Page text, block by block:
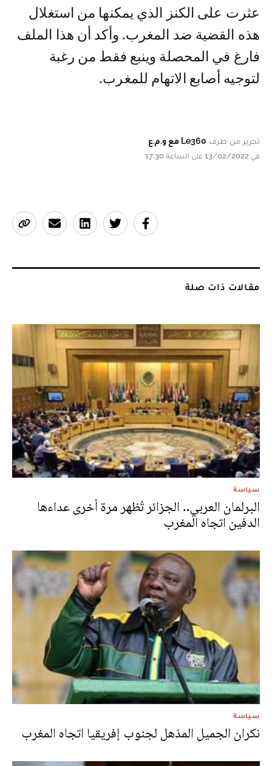
عثرت على الكنز الذي يمكنها من استغلال
هذه القضية ضد المغرب. وأكد أن هذا الملف
فارغ في المحصلة وينبع فقط من رغبة
لتوجيه أصابع الاتهام للمغرب.
تحرير من طرف Le360 مع و.م.ع
في 13/02/2022 على الساعة 17:30
مقالات ذات صلة
سياسة
البرلمان العربي.. الجزائر تُظهر مرة أخرى عداءها
الدفين اتجاه المغرب
سياسة
نكران الجميل المذهل لجنوب إفريقيا اتجاه المغرب